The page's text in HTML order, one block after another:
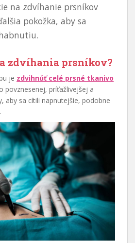
na zdvíhanie prsníkov
pokožka, aby sa
zdvíhania prsníkov?
je zdvihnúť celé prsné tkanivo
povznesenej, príťažlivejšej a
aby sa cítili napnutejšie, podobne